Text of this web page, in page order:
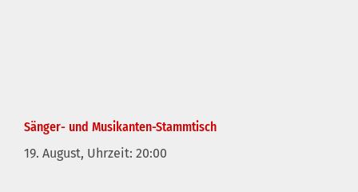
Sänger- und Musikanten-Stammtisch
19. August, Uhrzeit: 20:00